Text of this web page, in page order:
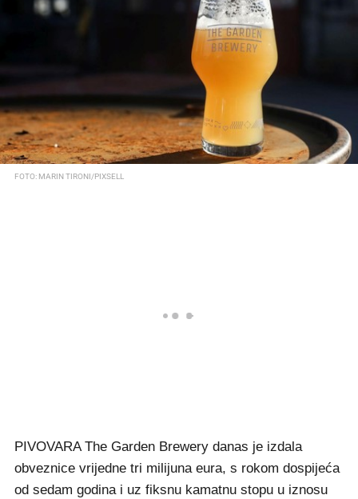
FOTO: MARIN TIRONI/PIXSELL
PIVOVARA The Garden Brewery danas je izdala
obveznice vrijedne tri milijuna eura, s rokom dospijeća
od sedam godina i uz fiksnu kamatnu stopu u iznosu